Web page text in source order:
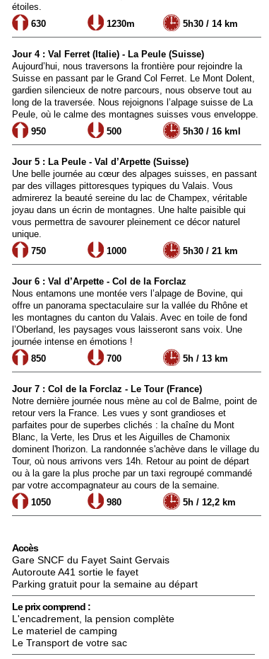
étoiles.
630
1230m 5h30 / 14 km
Jour 4 : Val Ferret (Italie) - La Peule (Suisse)
Aujourd’hui, nous traversons la frontière pour rejoindre la
Suisse en passant par le Grand Col Ferret. Le Mont Dolent,
gardien silencieux de notre parcours, nous observe tout au
long de la traversée. Nous rejoignons l’alpage suisse de La
Peule, où le calme des montagnes suisses vous enveloppe.
950
500 5h30 / 16 kml
Jour 5 : La Peule - Val d’Arpette (Suisse)
Une belle journée au cœur des alpages suisses, en passant
par des villages pittoresques typiques du Valais. Vous
admirerez la beauté sereine du lac de Champex, véritable
joyau dans un écrin de montagnes. Une halte paisible qui
vous permettra de savourer pleinement ce décor naturel
unique.
750
1000 5h30 / 21 km
Jour 6 : Val d’Arpette - Col de la Forclaz
Nous entamons une montée vers l’alpage de Bovine, qui
offre un panorama spectaculaire sur la vallée du Rhône et
les montagnes du canton du Valais. Avec en toile de fond
l’Oberland, les paysages vous laisseront sans voix. Une
journée intense en émotions !
850
700 5h / 13 km
Jour 7 : Col de la Forclaz - Le Tour (France)
Notre dernière journée nous mène au col de Balme, point de
retour vers la France. Les vues y sont grandioses et
parfaites pour de superbes clichés : la chaîne du Mont
Blanc, la Verte, les Drus et les Aiguilles de Chamonix
dominent l'horizon. La randonnée s'achève dans le village du
Tour, où nous arrivons vers 14h. Retour au point de départ
ou à la gare la plus proche par un taxi regroupé commandé
par votre accompagnateur au cours de la semaine.
1050
980 5h / 12,2 km
Accès
Gare SNCF du Fayet Saint Gervais
Autoroute A41 sortie le fayet
Parking gratuit pour la semaine au départ
Le prix comprend :
L'encadrement, la pension complète
Le materiel de camping
Le Transport de votre sac